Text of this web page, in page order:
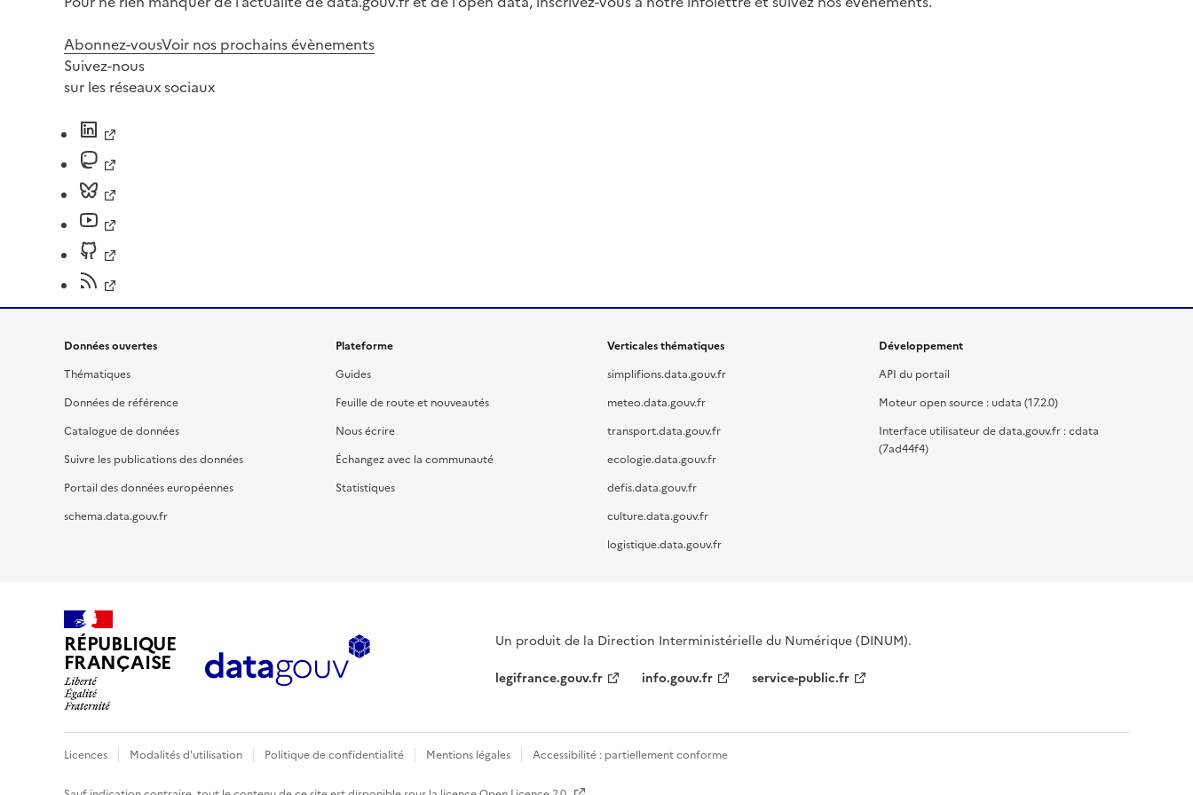
Abonnez-vousVoir nos prochains évènements
Suivez-nous
sur les réseaux sociaux
Données ouvertes
Thématiques
Données de référence
Catalogue de données
Suivre les publications des données
Portail des données européennes
schema.data.gouv.fr
Plateforme
Guides
Feuille de route et nouveautés
Nous écrire
Échangez avec la communauté
Statistiques
Verticales thématiques
simplifions.data.gouv.fr
meteo.data.gouv.fr
transport.data.gouv.fr
ecologie.data.gouv.fr
defis.data.gouv.fr
culture.data.gouv.fr
logistique.data.gouv.fr
Développement
API du portail
Moteur open source : udata (17.2.0)
Interface utilisateur de data.gouv.fr : cdata
(7ad44f4)
RÉPUBLIQUE
FRANÇAISE
Un produit de la Direction Interministérielle du Numérique (DINUM).
legifrance.gouv.fr
info.gouv.fr service-public.fr
Licences Modalités d'utilisation Politique de confidentialité Mentions légales Accessibilité : partiellement conforme